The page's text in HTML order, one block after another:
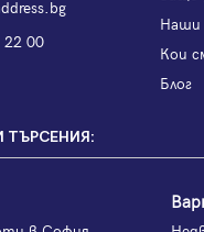
22 00
Наши
Кои
Блог
ТЪРСЕНИЯ: